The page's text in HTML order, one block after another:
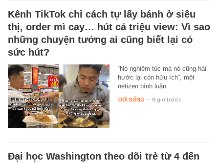
Kênh TikTok chỉ cách tự lấy bánh ở siêu
thị, order mì cay… hút cả triệu view: Vì sao
những chuyện tưởng ai cũng biết lại có
sức hút?
“Nó nghiêm túc mà nó cũng hài
hước lại còn hữu ích”, một
netizen bình luận.
ĐỜI SỐNG - 6 giờ trước
Đại học Washington theo dõi trẻ từ 4 đến